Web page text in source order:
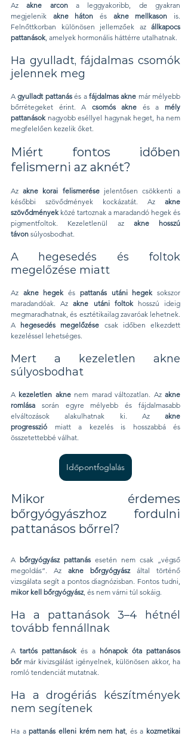
Az akne arcon a leggyakoribb, de gyakran
megjelenik akne háton és akne mellkason is.
Felnőttkorban különösen jellemzőek az állkapocs
pattanások, amelyek hormonális háttérre utalhatnak.
Ha gyulladt, fájdalmas csomók
jelennek meg
A gyulladt pattanás és a fájdalmas akne már mélyebb
bőrrétegeket érint. A csomós akne és a mély
pattanások nagyobb eséllyel hagynak heget, ha nem
megfelelően kezelik őket.
Miért fontos időben
felismerni az aknét?
Az akne korai felismerése jelentősen csökkenti a
későbbi szövődmények kockázatát. Az akne
szövődmények közé tartoznak a maradandó hegek és
pigmentfoltok. Kezeletlenül az akne hosszú
távon súlyosbodhat.
A hegesedés és foltok
megelőzése miatt
Az akne hegek és pattanás utáni hegek sokszor
maradandóak. Az akne utáni foltok hosszú ideig
megmaradhatnak, és esztétikailag zavaróak lehetnek.
A hegesedés megelőzése csak időben elkezdett
kezeléssel lehetséges.
Mert a kezeletlen akne
súlyosbodhat
A kezeletlen akne nem marad változatlan. Az akne
romlása során egyre mélyebb és fájdalmasabb
elváltozások alakulhatnak ki. Az akne
progresszió miatt a kezelés is hosszabbá és
összetettebbé válhat.
Időpontfoglalás
Mikor érdemes
bőrgyógyászhoz fordulni
pattanásos bőrrel?
A bőrgyógyász pattanás esetén nem csak „végső
megoldás”. Az akne bőrgyógyász által történő
mikor kell bőrgyógyász, és nem várni túl sokáig.
Ha a pattanások 3–4 hétnél
tovább fennállnak
A tartós pattanások és a hónapok óta pattanásos
bőr már kivizsgálást igényelnek, különösen akkor, ha
romló tendenciát mutatnak.
Ha a drogériás készítmények
nem segítenek
Ha a pattanás elleni krém nem hat, és a kozmetikai